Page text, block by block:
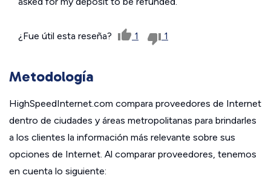
¿Fue útil esta reseña? 1 1
Metodología
HighSpeedInternet.com compara proveedores de Internet
dentro de ciudades y áreas metropolitanas para brindarles
a los clientes la información más relevante sobre sus
opciones de Internet. Al comparar proveedores, tenemos
en cuenta lo siguiente: